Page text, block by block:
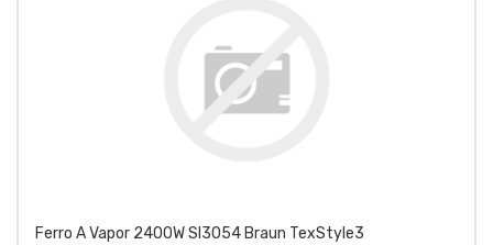
Ferro A Vapor 2400W SI3054 Braun TexStyle3